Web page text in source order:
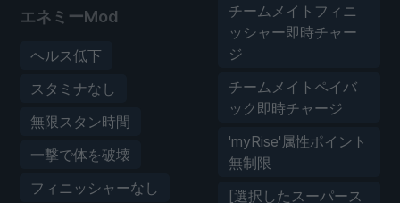
エネミーMod
ヘルス低下
スタミナなし
無限スタン時間
一撃で体を破壊
フィニッシャーなし
チームメイトフィニ
ッシャー即時チャー
ジ
チームメイトペイバ
ック即時チャージ
'myRise'属性ポイント
無制限
[選択したスーパース